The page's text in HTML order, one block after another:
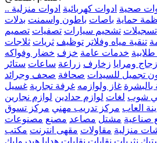
صحية ادوات كهربائية ادوات منزلية
حماية باصات باطون واسمنت بدلات
تسجيلات تشحيم سيارات تصفيات تصميم
تنقية مياه وفلاتر توظيف ثريات ثلاجات
خدمات عامة خزف خضار وفواكه
زجاج ومرايا زخارف زراعة ساعات ستائر
تجميل للسيدات صحافة صحف وجرائد
بالبشرة غاز ولوازمه غرفة تجارية غسيل
شوب لغات لوازم حدادين لوازم نجارين
العاب مركز تدريب مهني مركز تسوق
صناعية مشتل مصاعد مصنع مصنوعات
منزلية مقاولات مقهى انترنت مكتب
نثريات نقابات نقليات هدايا هيدروليك